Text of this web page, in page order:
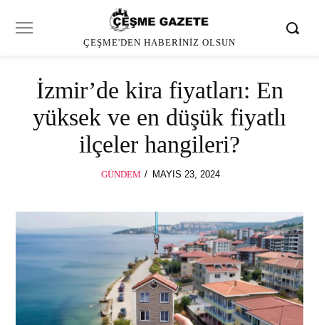
ÇEŞME'DEN HABERINIZ OLSUN
İzmir’de kira fiyatları: En
yüksek ve en düşük fiyatlı
ilçeler hangileri?
GÜNDEM
POSTED
MAYIS 23, 2024